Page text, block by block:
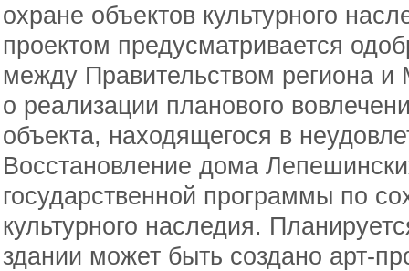
охране объектов культурного
проектом предусматривается
между Правительством региона
о реализации планового
объекта, находящегося в
Восстановление дома
государственной программы по
культурного наследия.
здании может быть создано арт-